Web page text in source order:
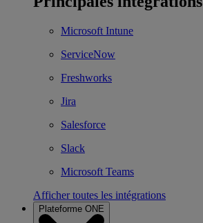
Microsoft Intune
ServiceNow
Freshworks
Jira
Salesforce
Slack
Microsoft Teams
Afficher toutes les intégrations
Plateforme ONE